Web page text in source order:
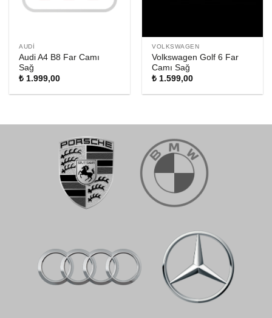
AUDI
Audi A4 B8 Far Camı
Sağ
₺ 1.999,00
VOLKSWAGEN
Volkswagen Golf 6 Far
Camı Sağ
₺ 1.599,00